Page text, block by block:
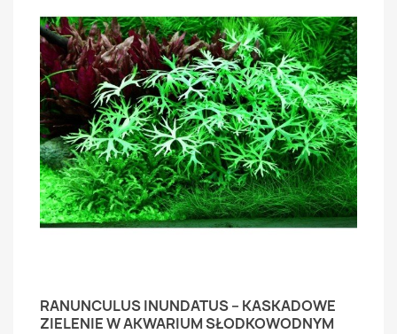
RANUNCULUS INUNDATUS – KASKADOWE
ZIELENIE W AKWARIUM SŁODKOWODNYM